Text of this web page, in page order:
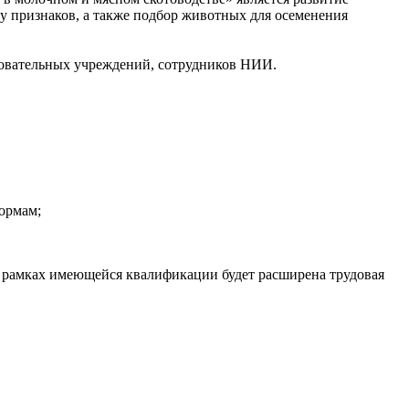
признаков, а также подбор животных для осеменения
учреждений, сотрудников НИИ.
имеющейся квалификации будет расширена трудовая